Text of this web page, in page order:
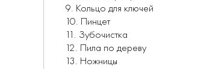
9. Кольцо для ключей
10. Пинцет
11. Зубочистка
12. Пила по дереву
13. Ножницы